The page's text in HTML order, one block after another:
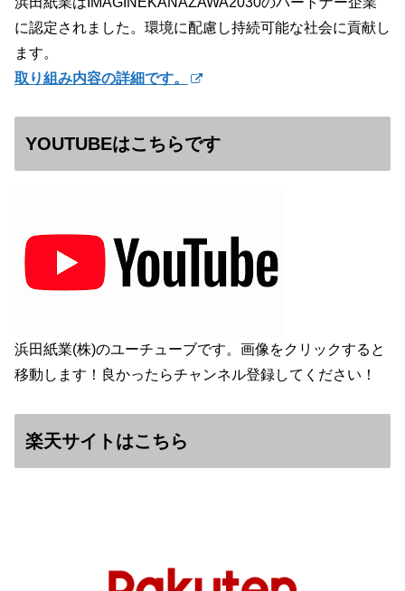
に認定されました。環境に配慮し持続可能な社会に貢献し
ます。
取り組み内容の詳細です。
YOUTUBEはこちらです
浜田紙業(株)のユーチューブです。画像をクリックすると
移動します！良かったらチャンネル登録してください！
楽天サイトはこちら